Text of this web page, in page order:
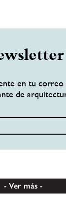
en tu
de
Ver más